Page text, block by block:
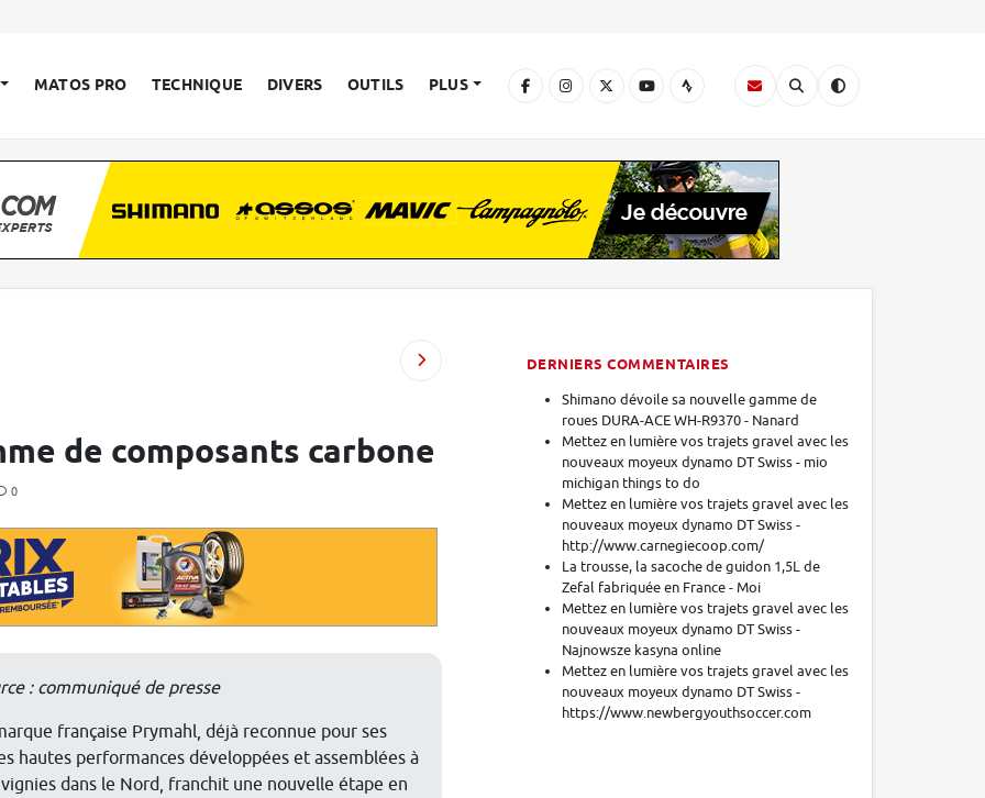
MATOS PRO TECHNIQUE DIVERS OUTILS PLUS
de composants carbone
0
: communiqué de presse
française Prymahl, déjà reconnue pour ses
hautes performances développées et assemblées à
dans le Nord, franchit une nouvelle étape en
DERNIERS COMMENTAIRES
Shimano dévoile sa nouvelle gamme de
roues DURA-ACE WH-R9370 - Nanard
Mettez en lumière vos trajets gravel avec les
nouveaux moyeux dynamo DT Swiss - mio
michigan things to do
Mettez en lumière vos trajets gravel avec les
nouveaux moyeux dynamo DT Swiss -
http://www.carnegiecoop.com/
La trousse, la sacoche de guidon 1,5L de
Zefal fabriquée en France - Moi
Mettez en lumière vos trajets gravel avec les
nouveaux moyeux dynamo DT Swiss -
Najnowsze kasyna online
Mettez en lumière vos trajets gravel avec les
nouveaux moyeux dynamo DT Swiss -
https://www.newbergyouthsoccer.com